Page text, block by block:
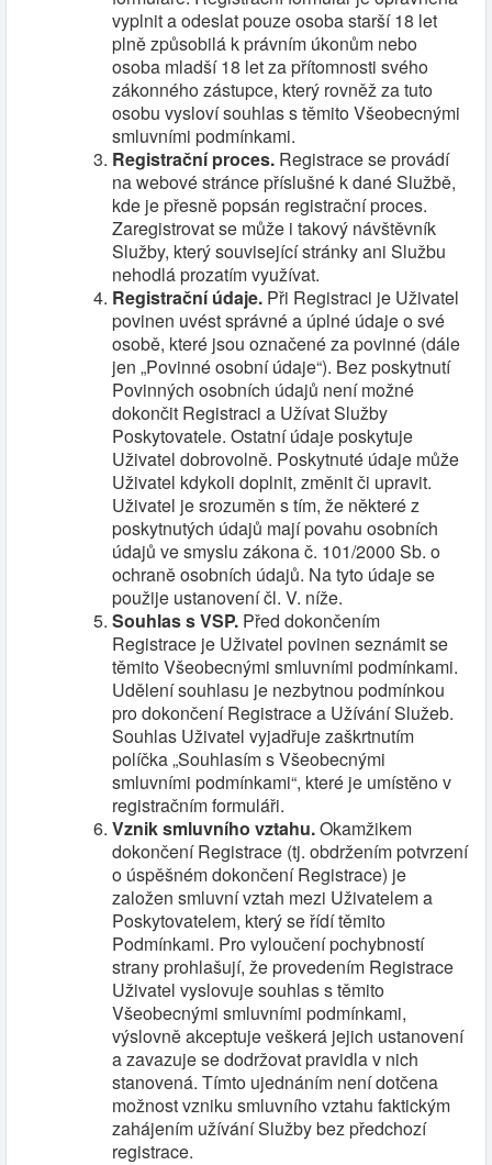
vyplnit a odeslat pouze osoba starší 18 let
plně způsobilá k právním úkonům nebo
osoba mladší 18 let za přítomnosti svého
zákonného zástupce, který rovněž za tuto
osobu vysloví souhlas s těmito Všeobecnými
smluvními podmínkami.
Registrační proces. Registrace se provádí
na webové stránce příslušné k dané Službě,
kde je přesně popsán registrační proces.
Zaregistrovat se může i takový návštěvník
Služby, který související stránky ani Službu
nehodlá prozatím využívat.
Registrační údaje. Při Registraci je Uživatel
povinen uvést správné a úplné údaje o své
osobě, které jsou označené za povinné (dále
jen „Povinné osobní údaje“). Bez poskytnutí
Povinných osobních údajů není možné
dokončit Registraci a Užívat Služby
Poskytovatele. Ostatní údaje poskytuje
Uživatel dobrovolně. Poskytnuté údaje může
Uživatel kdykoli doplnit, změnit či upravit.
Uživatel je srozuměn s tím, že některé z
poskytnutých údajů mají povahu osobních
údajů ve smyslu zákona č. 101/2000 Sb. o
ochraně osobních údajů. Na tyto údaje se
použije ustanovení čl. V. níže.
Souhlas s VSP. Před dokončením
Registrace je Uživatel povinen seznámit se
těmito Všeobecnými smluvními podmínkami.
Udělení souhlasu je nezbytnou podmínkou
pro dokončení Registrace a Užívání Služeb.
Souhlas Uživatel vyjadřuje zaškrtnutím
políčka „Souhlasím s Všeobecnými
smluvními podmínkami“, které je umístěno v
registračním formuláři.
Vznik smluvního vztahu.Okamžikem
dokončení Registrace (tj. obdržením potvrzení
o úspěšném dokončení Registrace) je
založen smluvní vztah mezi Uživatelem a
Poskytovatelem, který se řídí těmito
Podmínkami. Pro vyloučení pochybností
strany prohlašují, že provedením Registrace
Uživatel vyslovuje souhlas s těmito
Všeobecnými smluvními podmínkami,
výslovně akceptuje veškerá jejich ustanovení
a zavazuje se dodržovat pravidla v nich
stanovená. Tímto ujednáním není dotčena
možnost vzniku smluvního vztahu faktickým
zahájením užívání Služby bez předchozí
registrace.